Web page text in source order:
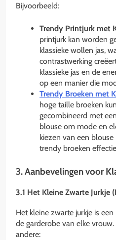
Bijvoorbeeld:
Trendy Printjurk met
printjurk kan worden
klassieke wollen jas,
contrastwerking
klassieke jas en de
op een manier die
Trendy Broeken met
hoge taille broeken
gecombineerd met
blouse om mode en
kiezen van een
trendy broeken
3. Aanbevelingen voor
3.1 Het Kleine Zwarte Jurkje
Het kleine zwarte jurkje is
de garderobe van elke
andere: